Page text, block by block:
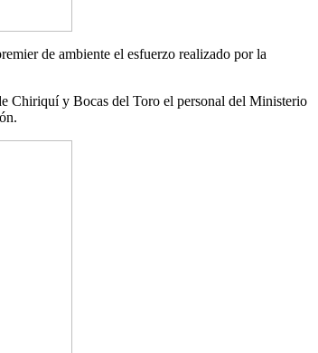
de ambiente el esfuerzo realizado por la
Chiriquí y Bocas del Toro el personal del Ministerio